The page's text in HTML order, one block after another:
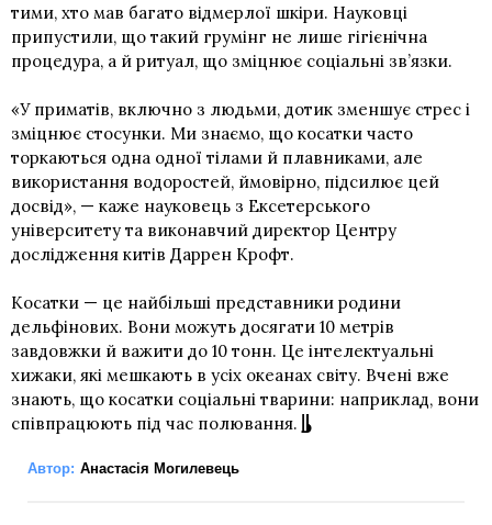
тими, хто мав багато відмерлої шкіри. Науковці
припустили, що такий грумінг не лише гігієнічна
процедура, а й ритуал, що зміцнює соціальні зв’язки.
«У приматів, включно з людьми, дотик зменшує стрес і
зміцнює стосунки. Ми знаємо, що косатки часто
торкаються одна одної тілами й плавниками, але
використання водоростей, ймовірно, підсилює цей
досвід», — каже науковець з Ексетерського
університету та виконавчий директор Центру
дослідження китів Даррен Крофт.
Косатки — це найбільші представники родини
дельфінових. Вони можуть досягати 10 метрів
завдовжки й важити до 10 тонн. Це інтелектуальні
хижаки, які мешкають в усіх океанах світу. Вчені вже
знають, що косатки соціальні тварини: наприклад, вони
співпрацюють під час полювання.
Автор: Анастасія Могилевець